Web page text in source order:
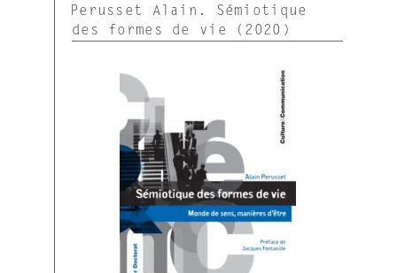
de
l’AFS
:
générations
en
rapport,
rapport
sur
les
générations »
LE
Perusset Alain. Sémiotique
des formes de vie (2020)